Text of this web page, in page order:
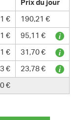
Prix du jour
€ 190,21 €
€ 95,11 €
€ 31,70 €
€ 23,78 €
€